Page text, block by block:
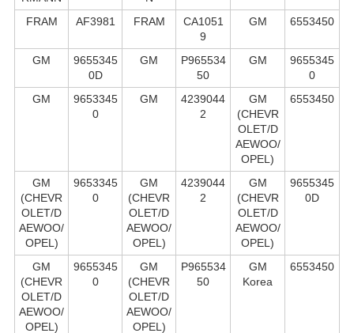
FRAM AF3981 FRAM
CA1051
9
GM 6553450
GM
9655345
0D
GM
P965534
50
GM
9655345
0
GM
9653345
0
GM
4239044
2
GM
(CHEVR
OLET/D
AEWOO/
OPEL)
6553450
GM
(CHEVR
OLET/D
AEWOO/
OPEL)
9653345
0
GM
(CHEVR
OLET/D
AEWOO/
OPEL)
4239044
2
GM
(CHEVR
OLET/D
AEWOO/
OPEL)
9655345
0D
GM
(CHEVR
OLET/D
AEWOO/
OPEL)
9655345
0
GM
(CHEVR
OLET/D
AEWOO/
OPEL)
P965534
50
GM
Korea
6553450